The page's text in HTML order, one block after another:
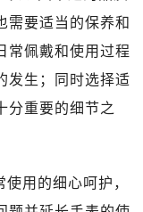
需要适当的保养和
常佩戴和使用过程
发生；同时选择适
分重要的细节之
用的细心呵护，